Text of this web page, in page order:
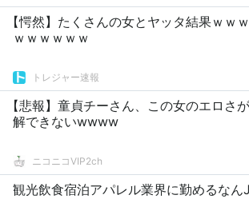
【愕然】たくさんの女とヤッタ結果ｗｗ
ｗｗｗｗｗｗ
トレジャー速報
【悲報】童貞チーさん、この女のエロさ
解できないwwww
ニコニコVIP2ch
観光飲食宿泊アパレル業界に勤めるなん